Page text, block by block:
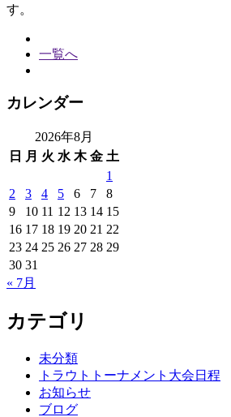
す。
一覧へ
カレンダー
2026年8月
日
月 火 水 木 金 土
1
2
3 4 5 6 7
8
9
10 11 12 13 14 15
16 17 18 19 20 21 22
23 24 25 26 27 28 29
30 31
« 7月
カテゴリ
未分類
トラウトトーナメント大会日程
お知らせ
ブログ